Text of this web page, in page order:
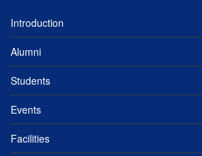
Introduction
Alumni
Students
Events
Facilities